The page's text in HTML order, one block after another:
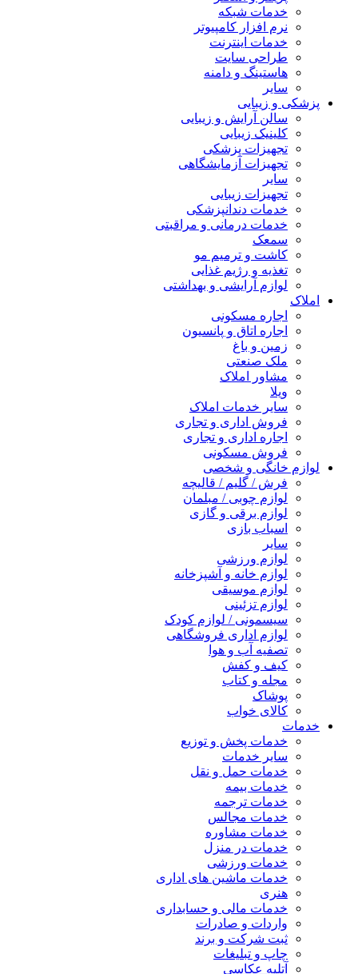
خدمات شبکه
نرم افزار کامپیوتر
خدمات اینترنت
طراحی سایت
هاستینگ و دامنه
سایر
پزشکی و زیبایی
سالن آرایش و زیبایی
کلینیک زیبایی
تجهیزات پزشکی
تجهیزات آزمایشگاهی
سایر
تجهیزات زیبایی
خدمات دندانپزشکی
خدمات درمانی و مراقبتی
سمعک
کاشت و ترمیم مو
تغذیه و رژیم غذایی
لوازم آرایشی و بهداشتی
املاک
اجاره مسکونی
اجاره اتاق و پانسیون
زمین و باغ
ملک صنعتی
مشاور املاک
ویلا
سایر خدمات املاک
فروش اداری و تجاری
اجاره اداری و تجاری
فروش مسکونی
لوازم خانگی و شخصی
فرش / گلیم / قالیچه
لوازم چوبی / مبلمان
لوازم برقی و گازی
اسباب بازی
سایر
لوازم ورزشی
لوازم خانه و آشپزخانه
لوازم موسیقی
لوازم تزئینی
سیسمونی / لوازم کودک
لوازم اداری فروشگاهی
تصفیه آب و هوا
کیف و کفش
مجله و کتاب
پوشاک
کالای خواب
خدمات
خدمات پخش و توزیع
سایر خدمات
خدمات حمل و نقل
خدمات بیمه
خدمات ترجمه
خدمات مجالس
خدمات مشاوره
خدمات در منزل
خدمات ورزشی
خدمات ماشین های اداری
هنری
خدمات مالی و حسابداری
واردات و صادرات
ثبت شرکت و برند
چاپ و تبلیغات
آتلیه عکاسی